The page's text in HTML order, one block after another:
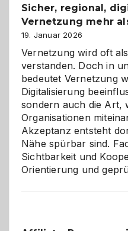
ein
Alaaf!
Sicher, regional,
Vernetzung mehr
19. Januar 2026
Vernetzung wird oft
verstanden. Doch in
bedeutet Vernetzung
Digitalisierung
sondern auch die Art,
Organisationen
Akzeptanz entsteht
Nähe spürbar sind.
Sichtbarkeit und
Orientierung und